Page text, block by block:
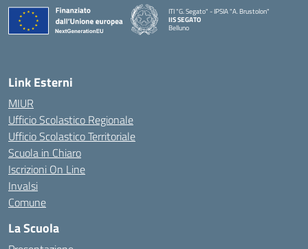
ITI "G. Segato" - IPSIA "A. Brustolon"
IIS SEGATO
Belluno
Link Esterni
MIUR
Ufficio Scolastico Regionale
Ufficio Scolastico Territoriale
Scuola in Chiaro
Iscrizioni On Line
Invalsi
Comune
La Scuola